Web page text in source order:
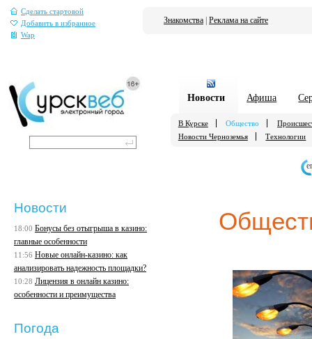
Сделать стартовой
Добавить в избранное
Wap
Знакомства Реклама на сайте
Новости Афиша
В Курске Общество
Новости Черноземья
Технологии
Новости
18:00 Бонусы без отыгрыша в казино:
главные особенности
11:56 Новые онлайн-казино: как
анализировать надежность площадки?
10:28 Лицензия в онлайн казино:
особенности и преимущества
Погода